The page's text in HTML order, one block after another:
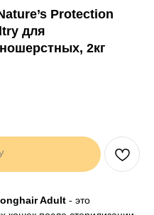
30 81
WhatsApp
Protection
для
2кг
Adult - это